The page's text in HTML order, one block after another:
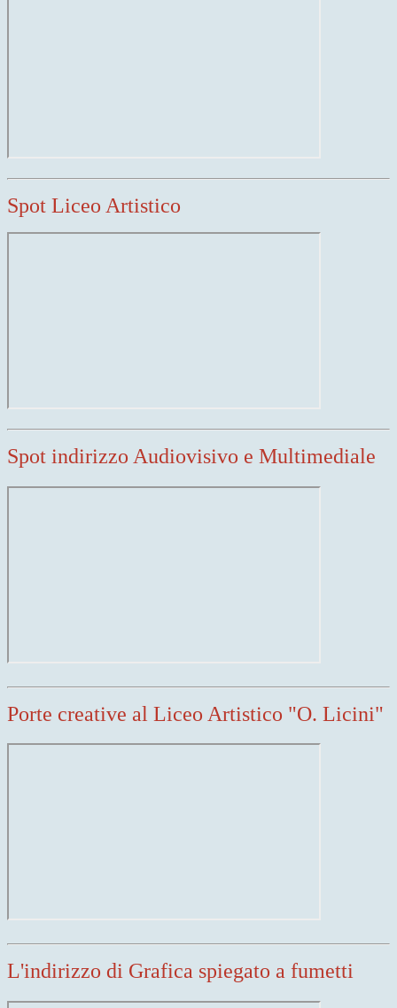
Spot Liceo Artistico
Spot indirizzo Audiovisivo e Multimediale
Porte creative al Liceo Artistico "O. Licini"
L'indirizzo di Grafica spiegato a fumetti